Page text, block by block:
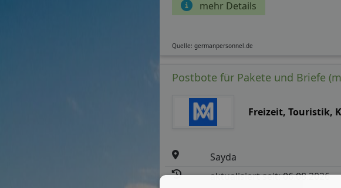
mehr Details
Quelle: germanpersonnel.de
Postbote für Pakete und Briefe
Freizeit, Touristik,
Sayda
aktualisiert seit: 06.08.2026